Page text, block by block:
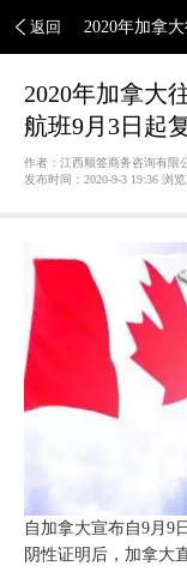
返回 2020年加拿
起复航！
2020年加拿大
航班9月3日起
作者：江西顺签商务咨询有限
发布时间：2020-9-3 19:36 浏览
自加拿大宣布自9月9
阴性证明后，加拿大